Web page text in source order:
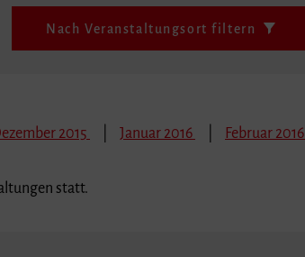
Nach Veranstaltungsort filtern
2015 Januar 2016 Februar 2016
statt.